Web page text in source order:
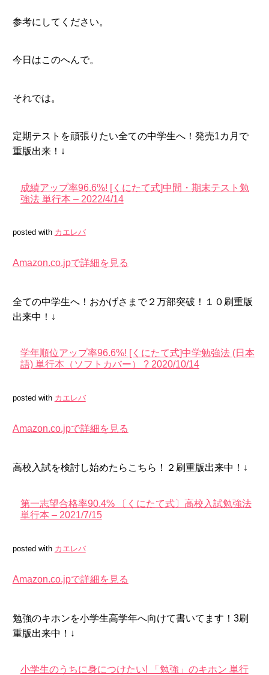
参考にしてください。
今日はこのへんで。
それでは。
定期テストを頑張りたい全ての中学生へ！発売1カ月で
重版出来！↓
成績アップ率96.6%! [くにたて式]中間・期末テスト勉
強法 単行本 – 2022/4/14
posted with カエレバ
Amazon.co.jpで詳細を見る
全ての中学生へ！おかげさまで２万部突破！１０刷重版
出来中！↓
学年順位アップ率96.6%! [くにたて式]中学勉強法 (日本
語) 単行本（ソフトカバー） ? 2020/10/14
posted with カエレバ
Amazon.co.jpで詳細を見る
高校入試を検討し始めたらこちら！２刷重版出来中！↓
第一志望合格率90.4% 〔くにたて式〕高校入試勉強法
単行本 – 2021/7/15
posted with カエレバ
Amazon.co.jpで詳細を見る
勉強のキホンを小学生高学年へ向けて書いてます！3刷
重版出来中！↓
小学生のうちに身につけたい! 「勉強」のキホン 単行